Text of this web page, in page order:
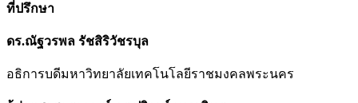
ที่ปรึกษา
ดร.ณัฐวรพล รัชสิริวัชรบุล
อธิการบดีมหาวิทยาลัยเทคโนโลยีราชมงคลพระนคร